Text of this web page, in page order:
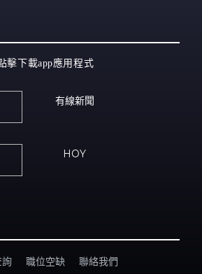
擊下載app應用程式
有線新聞
HOY
詢 職位空缺 聯絡我們